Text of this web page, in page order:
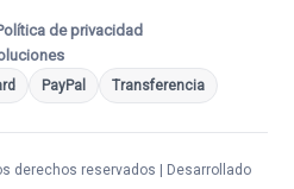
de privacidad
PayPal Transferencia
derechos reservados | Desarrollado